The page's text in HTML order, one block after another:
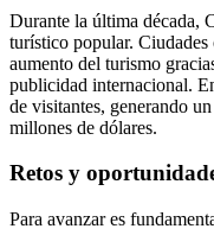
Durante la última década,
turístico popular.
aumento del turismo
publicidad internacional.
de visitantes, generando
millones de dólares.
Retos y
Para avanzar es